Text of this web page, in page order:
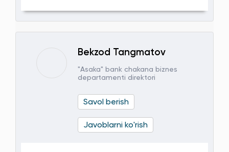
Bekzod Tangmatov
"Asaka" bank chakana biznes
departamenti direktori
Savol berish
Javoblarni ko'rish